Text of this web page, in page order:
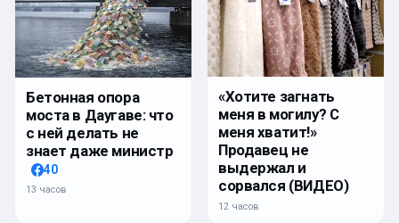
Бетонная опора
моста в Даугаве: что
с ней делать не
знает даже министр
40
13 часов
«Хотите загнать
меня в могилу? С
меня хватит!»
Продавец не
выдержал и
сорвался (ВИДЕО)
12 часов